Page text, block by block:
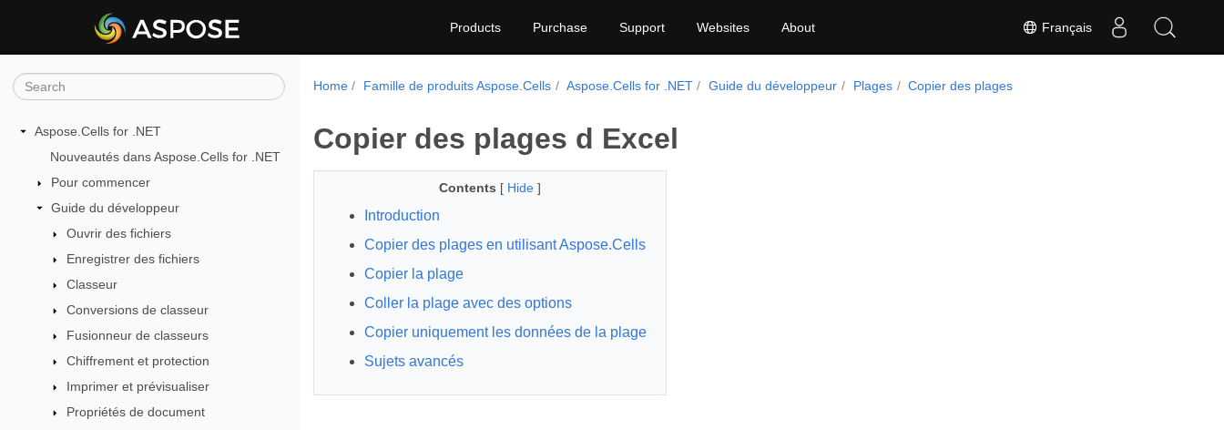
Français
Products Purchase Support Websites About
Aspose.Cells for .NET
Nouveautés dans Aspose.Cells for .NET
Pour commencer
Guide du développeur
Ouvrir des fichiers
Enregistrer des fichiers
Classeur
Conversions de classeur
Fusionneur de classeurs
Chiffrement et protection
Imprimer et prévisualiser
Propriétés de document
Home Famille de produits Aspose.Cells Aspose.Cells for .NET Guide du développeur Plages Copier des plages
Copier des plages d Excel
Contents [ Hide ]
Introduction
Copier des plages en utilisant Aspose.Cells
Copier la plage
Coller la plage avec des options
Copier uniquement les données de la plage
Sujets avancés